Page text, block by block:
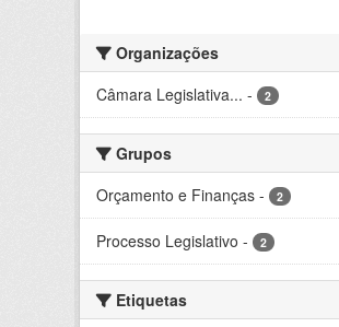
Organizações
Câmara Legislativa... - 2
Grupos
Orçamento e Finanças - 2
Processo Legislativo - 2
Etiquetas